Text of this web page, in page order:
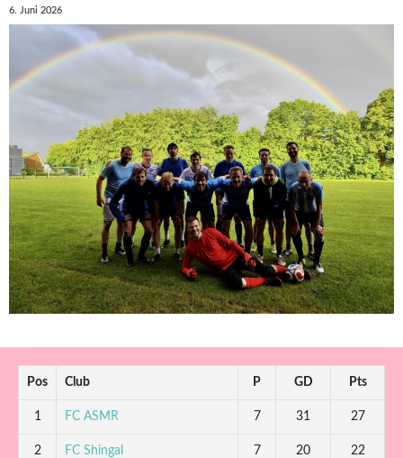
6. Juni 2026
Pos Club P GD Pts
1 FC ASMR 7 31 27
2 FC Shingal 7 20 22